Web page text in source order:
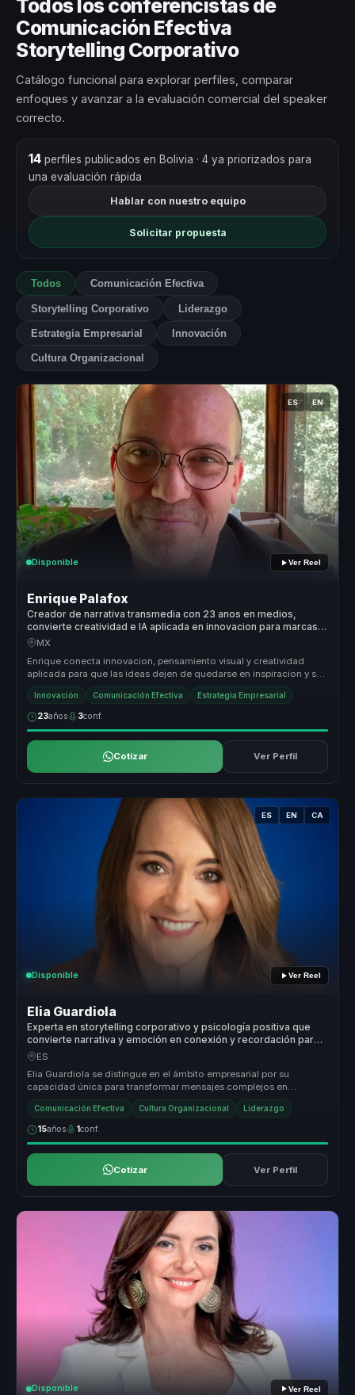
Todos los conferencistas de
Comunicación Efectiva
Storytelling Corporativo
Catálogo funcional para explorar perfiles, comparar
enfoques y avanzar a la evaluación comercial del speaker
correcto.
14perfiles publicados en Bolivia · 4 ya priorizados para
una evaluación rápida
Hablar con nuestro equipo
Solicitar propuesta
Todos Comunicación Efectiva
Storytelling Corporativo Liderazgo
Estrategia Empresarial Innovación
Cultura Organizacional
ES EN
Disponible Ver Reel
Enrique Palafox
Creador de narrativa transmedia con 23 anos en medios,
convierte creatividad e IA aplicada en innovacion para marcas y
equipos.
MX
Enrique conecta innovacion, pensamiento visual y creatividad
aplicada para que las ideas dejen de quedarse en inspiracion y se
conviertan...
Innovación Comunicación Efectiva Estrategia Empresarial
23años 3conf.
Cotizar Ver Perfil
ES EN CA
Disponible Ver Reel
Elia Guardiola
Experta en storytelling corporativo y psicología positiva que
convierte narrativa y emoción en conexión y recordación para
marcas y equipos.
ES
Elia Guardiola se distingue en el ámbito empresarial por su
capacidad única para transformar mensajes complejos en
narrativas memorables ...
Comunicación Efectiva Cultura Organizacional Liderazgo
15años 1conf.
Cotizar Ver Perfil
Disponible Ver Reel